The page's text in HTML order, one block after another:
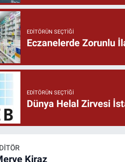
EDITÖRÜN SEÇTIĞI
Eczanelerde Zorunlu
EDITÖRÜN SEÇTIĞI
Dünya Helal Zirvesi
Kiraz